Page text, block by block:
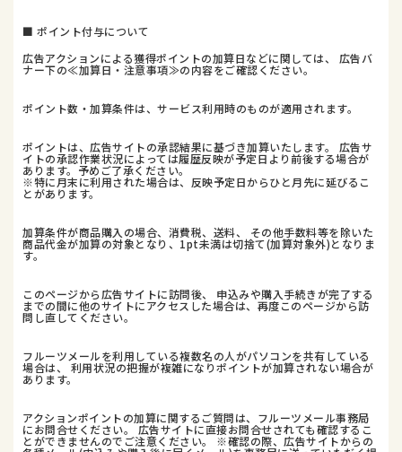
■ ポイント付与について
広告アクションによる獲得ポイントの加算日などに関しては、 広告バ
ナー下の≪加算日・注意事項≫の内容をご確認ください。
ポイント数・加算条件は、サービス利用時のものが適用されます。
ポイントは、広告サイトの承認結果に基づき加算いたします。 広告サ
イトの承認作業状況によっては履歴反映が予定日より前後する場合が
あります。予めご了承ください。
※特に月末に利用された場合は、反映予定日からひと月先に延びるこ
とがあります。
加算条件が商品購入の場合、消費税、送料、 その他手数料等を除いた
商品代金が加算の対象となり、1pt未満は切捨て(加算対象外)となりま
す。
このページから広告サイトに訪問後、 申込みや購入手続きが完了する
までの間に他のサイトにアクセスした場合は、再度このページから訪
問し直してください。
フルーツメールを利用している複数名の人がパソコンを共有している
場合は、 利用状況の把握が複雑になりポイントが加算されない場合が
あります。
アクションポイントの加算に関するご質問は、フルーツメール事務局
にお問合せください。 広告サイトに直接お問合せされても確認するこ
とができませんのでご注意ください。 ※確認の際、広告サイトからの